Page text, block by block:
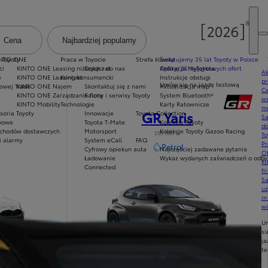
Świętujemy 35 lat Toyoty w Polsce
Odkryj 35 wyjątkowych ofert
Umów się na jazdę testową
Praca w Toyocie
Dołącz do nas
Kontakt
Skontaktuj się z nami
Salony i serwisy Toyoty
Technologie
Innowacje
Toyota T-Mate
Motorsport
System eCall
Cyfrowy opiekun auta
Ładowanie
Connected
ONE
KINTO ONE Leasing niższych rat
KINTO ONE Leasing konsumencki
KINTO ONE Najem
KINTO ONE Zarządzanie flotą
KINTO Mobility
Trade
Toyoty
dostawczych
alarmy
Strefa klienta
Aplikacja MyToyota
Instrukcje obsługi
Aktualizacja map
System Bluetooth®
Karty Ratownicze
Toyota Collection
Kolekcje Toyoty
Kolekcje Toyoty Gazoo Racing
FAQ
Najczęściej zadawane pytania
Wykaz wydanych zaświadczeń o
Dodaj filtr
Cena Najbardziej popularny
GR Yaris
199 900 zł
Petrol